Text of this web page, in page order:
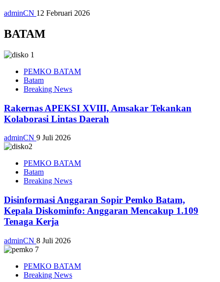
adminCN 12 Februari 2026
BATAM
PEMKO BATAM
Batam
Breaking News
Rakernas APEKSI XVIII, Amsakar Tekankan
Kolaborasi Lintas Daerah
adminCN 9 Juli 2026
PEMKO BATAM
Batam
Breaking News
Disinformasi Anggaran Sopir Pemko Batam,
Kepala Diskominfo: Anggaran Mencakup 1.109
Tenaga Kerja
adminCN 8 Juli 2026
PEMKO BATAM
Breaking News